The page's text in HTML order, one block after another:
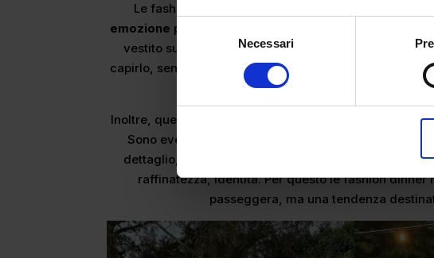
Selezione
Necessari
Le fashion dinner rappresentano una strategia
emozione per lasciare un segno. Oggi il pubblico non
vestito su una passerella o in una campagna
capirlo, sentirsi parte di quel mondo.
E una cena
un’atmosfera da sogno
, è il modo
Inoltre, queste cene offrono una combinazione
Sono eventi limitati, dedicati a pochi, ma pensati per
dettaglio, dal menu al centro tavola, parla lo stesso
raffinatezza, identità. Per questo le fashion dinner
passeggera, ma una tendenza